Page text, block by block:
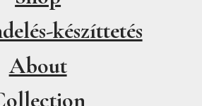
készíttetés
About